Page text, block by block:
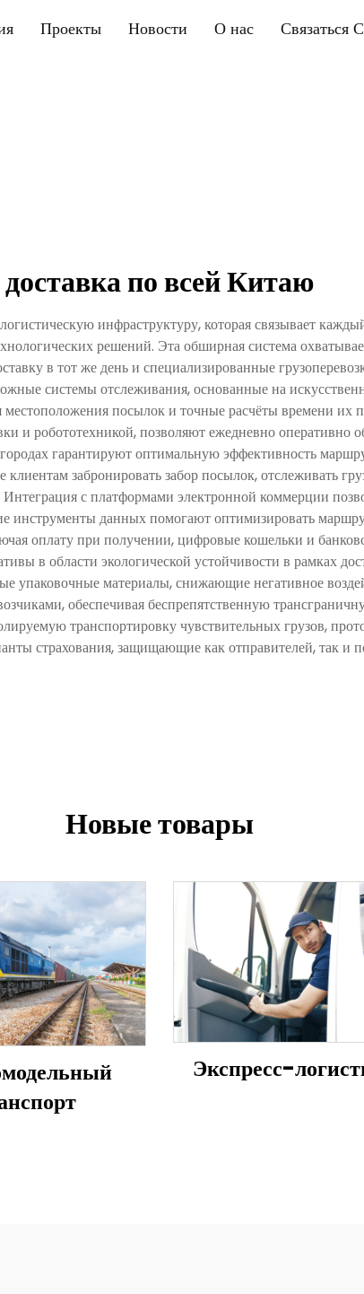
Проекты Новости О нас Связаться
доставка по всей Китаю
инфраструктуру, которая связывает
решений. Эта обширная система
в тот же день и специализированные
системы отслеживания, основанные на
местоположения посылок и точные расчёты времени
и робототехникой, позволяют ежедневно оперативно
гарантируют оптимальную эффективность
забронировать забор посылок, отслеживать
с платформами электронной коммерции
инструменты данных помогают оптимизировать
оплату при получении, цифровые кошельки и
в области экологической устойчивости в рамках
упаковочные материалы, снижающие негативное
обеспечивая беспрепятственную
транспортировку чувствительных грузов,
страхования, защищающие как отправителей, так и
Новые товары
Экспресс-